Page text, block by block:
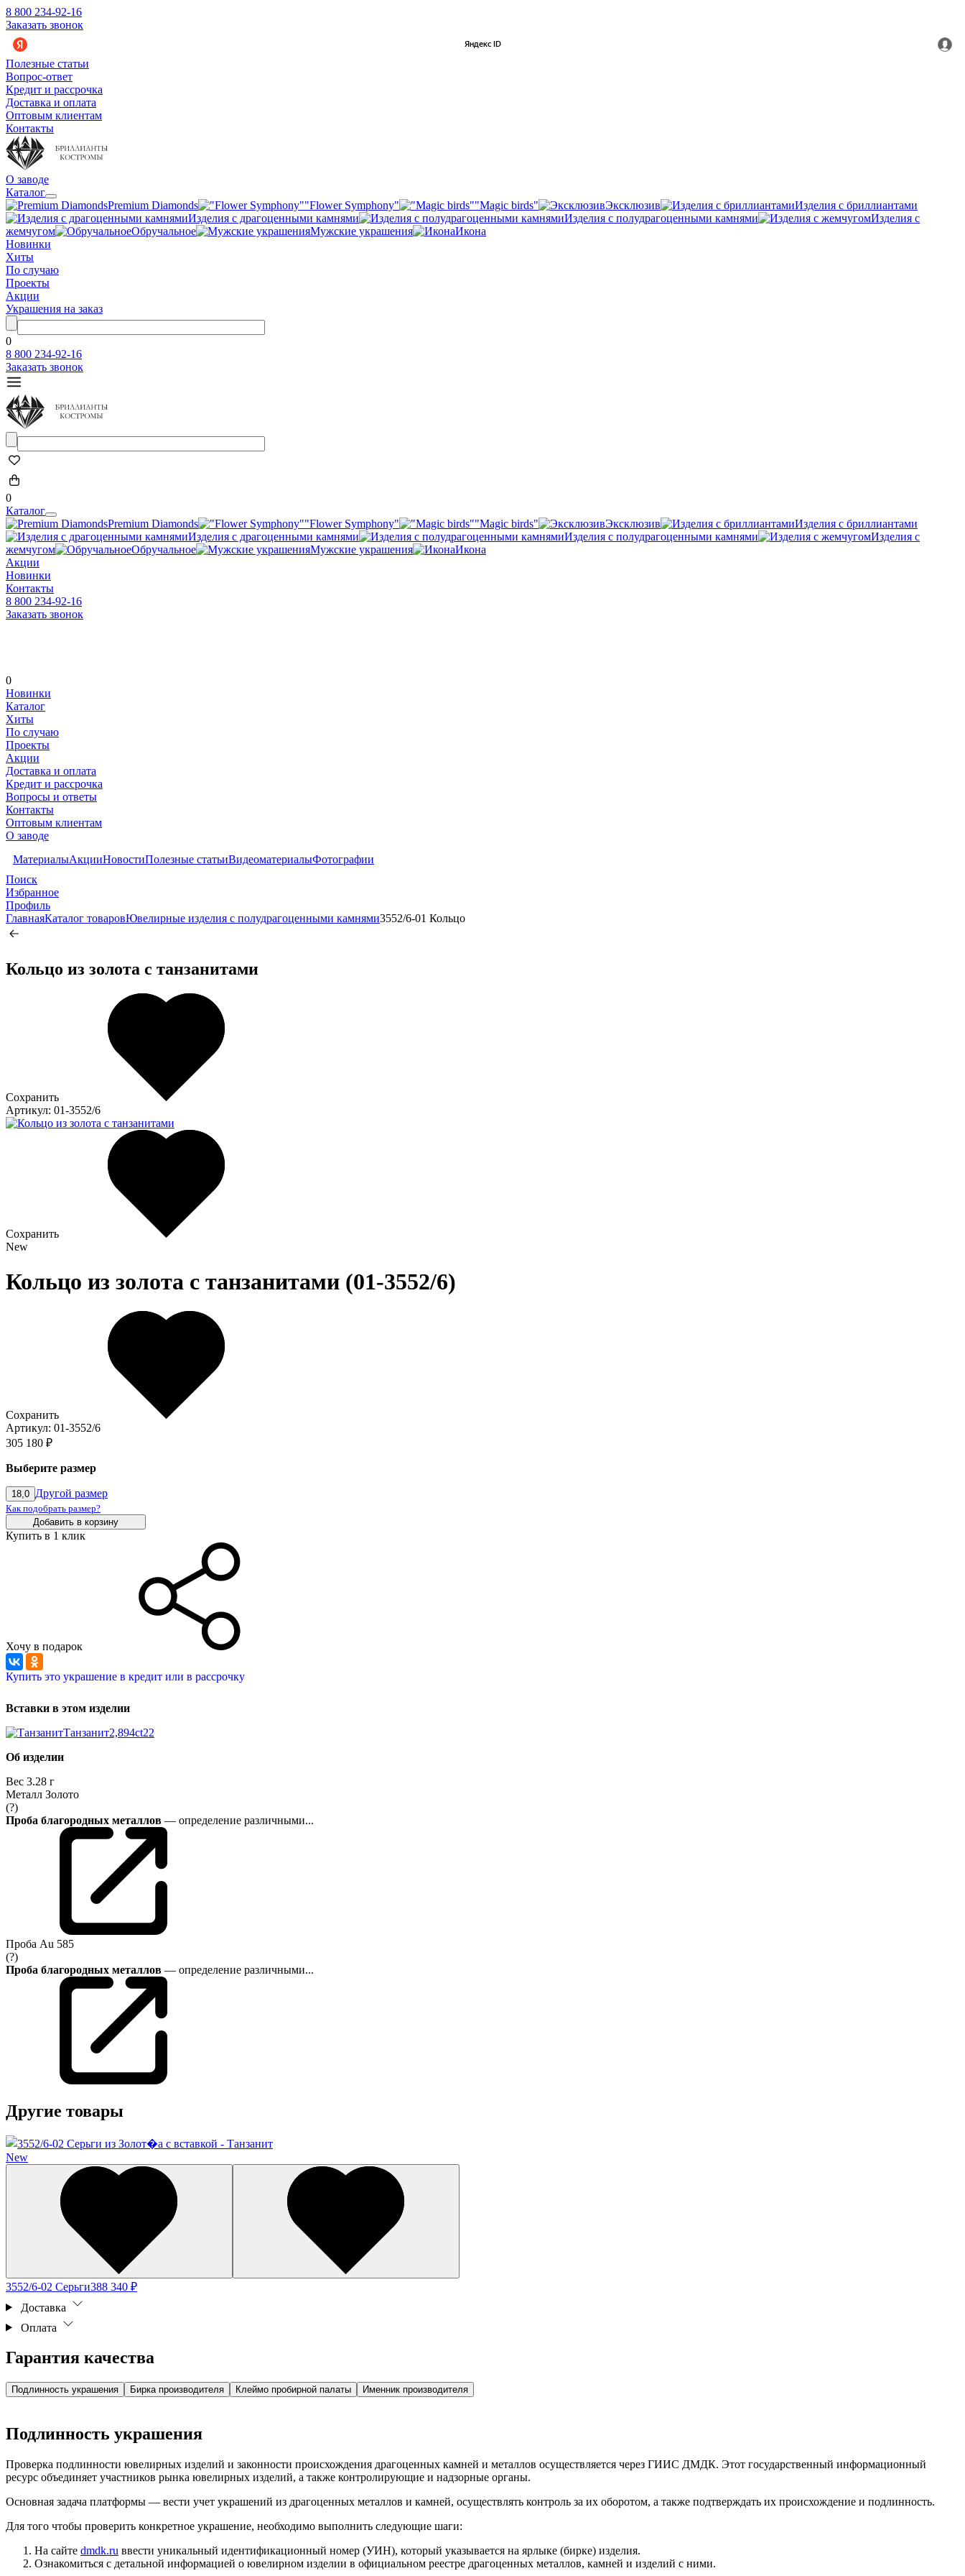
8 800 234-92-16
Заказать звонок
Полезные статьи
Вопрос-ответ
Кредит и рассрочка
Доставка и оплата
Оптовым клиентам
Контакты
О заводе
Каталог
Premium Diamonds
"Flower Symphony" "Magic birds" Эксклюзив
Изделия с бриллиантами
Изделия с драгоценными камнями
Изделия с полудрагоценными камнями
Изделия с
жемчугом
Обручальное Мужские украшения
Икона
Новинки
Хиты
По случаю
Проекты
Акции
Украшения на заказ
0
8 800 234-92-16
Заказать звонок
0
Каталог
Premium Diamonds
"Flower Symphony" "Magic birds" Эксклюзив
Изделия с бриллиантами
Изделия с драгоценными камнями
Изделия с полудрагоценными камнями
Изделия с
жемчугом
Обручальное Мужские украшения
Икона
Акции
Новинки
Контакты
8 800 234-92-16
Заказать звонок
0
Новинки
Каталог
Хиты
По случаю
Проекты
Акции
Доставка и оплата
Кредит и рассрочка
Вопросы и ответы
Контакты
Оптовым клиентам
О заводе
МатериалыАкцииНовостиПолезные статьиВидеоматериалыФотографии
Поиск
Избранное
Профиль
ГлавнаяКаталог товаровЮвелирные изделия с полудрагоценными камнями3552/6-01 Кольцо
Кольцо из золота c танзанитами
Сохранить
Артикул: 01-3552/6
Сохранить
New
Кольцо из золота c танзанитами (01-3552/6)
Сохранить
Артикул: 01-3552/6
305 180 ₽
Выберите размер
18,0 Другой размер
Как подобрать размер?
Добавить в корзину
Купить в 1 клик
Хочу в подарок
Купить это украшение в кредит или в рассрочку
Вставки в этом изделии
Танзанит2,894ct22
Об изделии
Вес 3.28 г
Металл Золото
(?)
Проба благородных металлов — определение различными...
Проба Au 585
(?)
Проба благородных металлов — определение различными...
Другие товары
New
3552/6-02 Серьги388 340 ₽
Доставка
Оплата
Гарантия качества
Подлинность украшения Бирка производителя Клеймо пробирной палаты Именник производителя
Подлинность украшения
Проверка подлинности ювелирных изделий и законности происхождения драгоценных камней и металлов осуществляется через ГИИС ДМДК. Этот государственный информационный
ресурс объединяет участников рынка ювелирных изделий, а также контролирующие и надзорные органы.
Основная задача платформы — вести учет украшений из драгоценных металлов и камней, осуществлять контроль за их оборотом, а также подтверждать их происхождение и подлинность.
Для того чтобы проверить конкретное украшение, необходимо выполнить следующие шаги:
На сайте dmdk.ru ввести уникальный идентификационный номер (УИН), который указывается на ярлыке (бирке) изделия.
Ознакомиться с детальной информацией о ювелирном изделии в официальном реестре драгоценных металлов, камней и изделий с ними.